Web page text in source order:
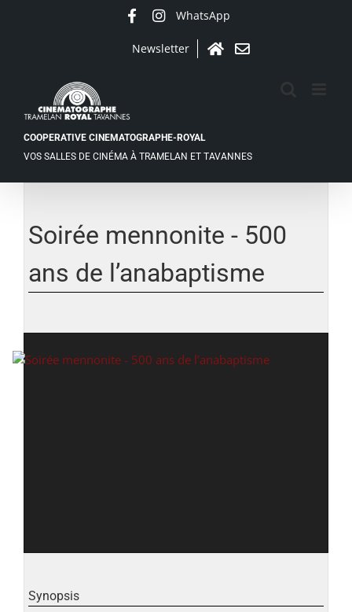
WhatsApp
Newsletter
AccueilContact
COOPERATIVE CINEMATOGRAPHE-ROYAL
VOS SALLES DE CINÉMA À TRAMELAN ET TAVANNES
agrandie
Soirée mennonite - 500
ans de l’anabaptisme
Synopsis